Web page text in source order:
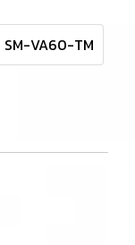
SM-VA60-TM